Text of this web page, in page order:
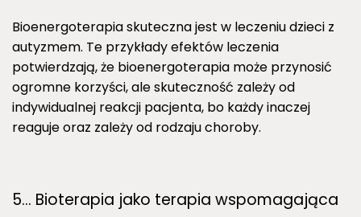
Bioenergoterapia skuteczna jest w leczeniu dzieci z
autyzmem. Te przykłady efektów leczenia
potwierdzają, że bioenergoterapia może przynosić
ogromne korzyści, ale skuteczność zależy od
indywidualnej reakcji pacjenta, bo każdy inaczej
reaguje oraz zależy od rodzaju choroby.
5… Bioterapia jako terapia wspomagająca